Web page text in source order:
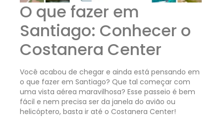
O que fazer em
Santiago: Conhecer o
Costanera Center
Você acabou de chegar e ainda está pensando em
o que fazer em Santiago? Que tal começar com
uma vista aérea maravilhosa? Esse passeio é bem
fácil e nem precisa ser da janela do avião ou
helicóptero, basta ir até o Costanera Center!